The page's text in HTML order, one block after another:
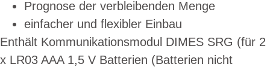
Prognose der verbleibenden Menge
einfacher und flexibler Einbau
Enthält Kommunikationsmodul DIMES SRG (für 2
x LR03 AAA 1,5 V Batterien (Batterien nicht